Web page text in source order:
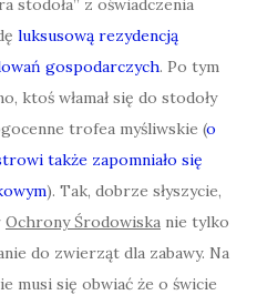
luksusową rezydencją
gospodarczych. Po tym
ktoś włamał się do stodoły
trofea myśliwskie (o
także zapomniało się
). Tak, dobrze słyszycie,
Ochrony Środowiska nie tylko
do zwierząt dla zabawy. Na
musi się obwiać że o świcie